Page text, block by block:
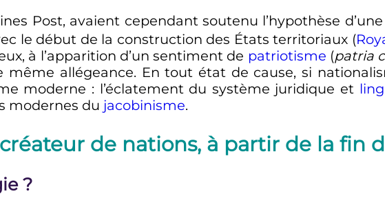
Post, avaient cependant soutenu l’hypothèse d’une
le début de la construction des États territoriaux (
à l’apparition d’un sentiment de patriotisme (patria
même allégeance. En tout état de cause, si
moderne : l’éclatement du système juridique et
modernes du jacobinisme.
de nations, à partir de la fin
?